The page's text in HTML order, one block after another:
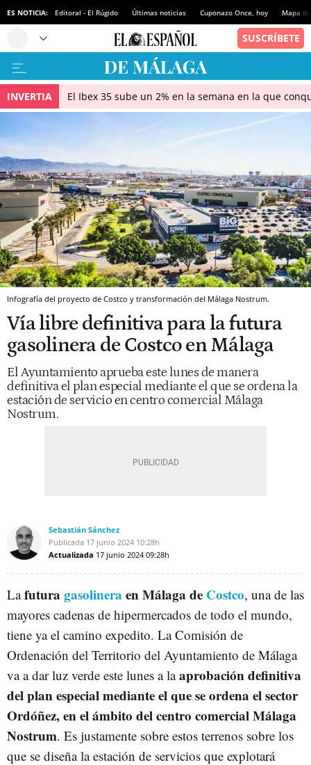
ES NOTICIA: Editoral - El Rúgido Últimas noticias Cuponazo Once, hoy Mapa
INVERTIA El Ibex 35 sube un 2% en la semana en la que
Infografía del proyecto de Costco y transformación del Málaga Nostrum.
Vía libre definitiva para la futura
gasolinera de Costco en Málaga
El Ayuntamiento aprueba este lunes de manera
definitiva el plan especial mediante el que se ordena la
estación de servicio en centro comercial Málaga
Nostrum.
Sebastián Sánchez
Publicada 17 junio 2024 10:28h
Actualizada 17 junio 2024 09:28h
Lafutura gasolinera en Málaga de Costco, una de las
mayores cadenas de hipermercados de todo el mundo,
tiene ya el camino expedito. La Comisión de
Ordenación del Territorio del Ayuntamiento de Málaga
va a dar luz verde este lunes a laaprobación definitiva
del plan especial mediante el que se ordena el sector
Ordóñez, en el ámbito del centro comercial Málaga
Nostrum. Es justamente sobre estos terrenos sobre los
que se diseña la estación de servicios que explotará